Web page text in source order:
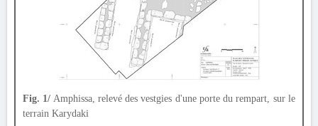
Fig. 1/ Amphissa, relevé des vestgies d'une porte du rempart, sur le
terrain Karydaki